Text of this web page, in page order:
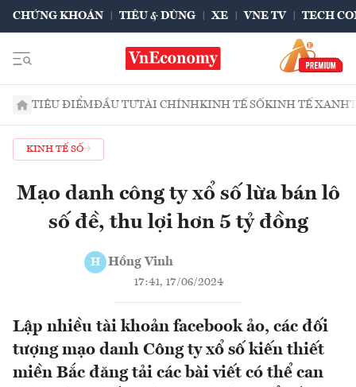
CHỨNG KHOÁN TIÊU & DÙNG XE VNE TV TECH
TIÊU ĐIỂMĐẦU TƯTÀI CHÍNHKINH TẾ SỐKINH TẾ XANH
KINH TẾ SỐ
Mạo danh công ty xổ số lừa bán lô
số đề, thu lợi hơn 5 tỷ đồng
H Hồng Vinh
17:41, 17/06/2024
Lập nhiều tài khoản facebook ảo, các đối
tượng mạo danh Công ty xổ số kiến thiết
miền Bắc đăng tải các bài viết có thể can